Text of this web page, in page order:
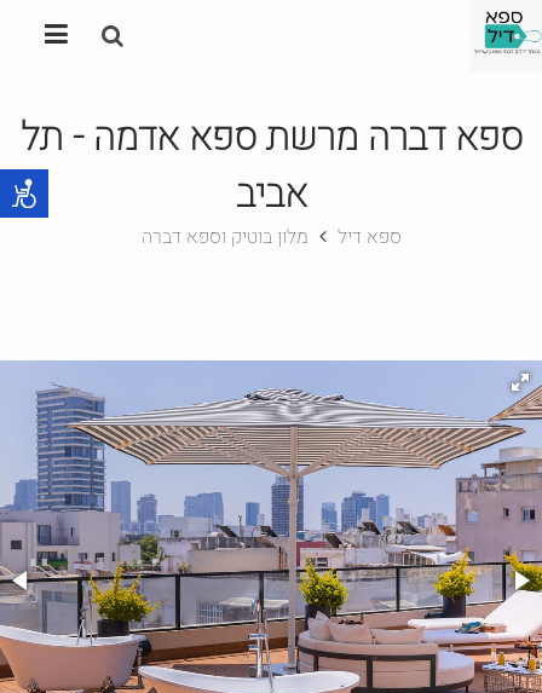
ספא דברה מרשת ספא אדמה - תל
אביב
ספא דיל מלון בוטיק וספא דברה